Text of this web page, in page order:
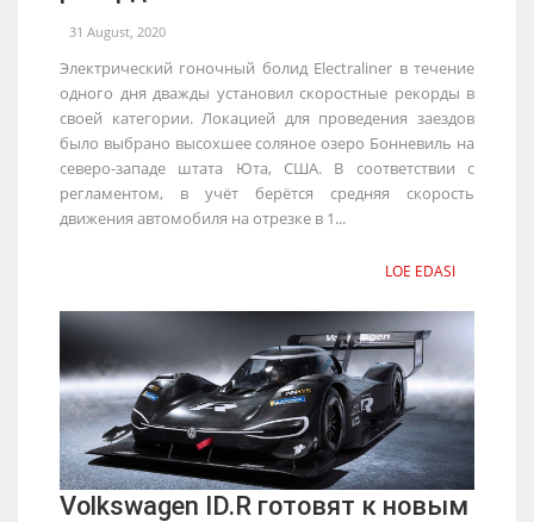
31 August, 2020
Электрический гоночный болид Electraliner в течение
одного дня дважды установил скоростные рекорды в
своей категории. Локацией для проведения заездов
было выбрано высохшее соляное озеро Бонневиль на
северо-западе штата Юта, США. В соответствии с
регламентом, в учёт берётся средняя скорость
движения автомобиля на отрезке в 1...
LOE EDASI
Volkswagen ID.R готовят к новым